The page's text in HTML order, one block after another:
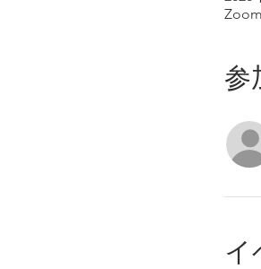
参
イ